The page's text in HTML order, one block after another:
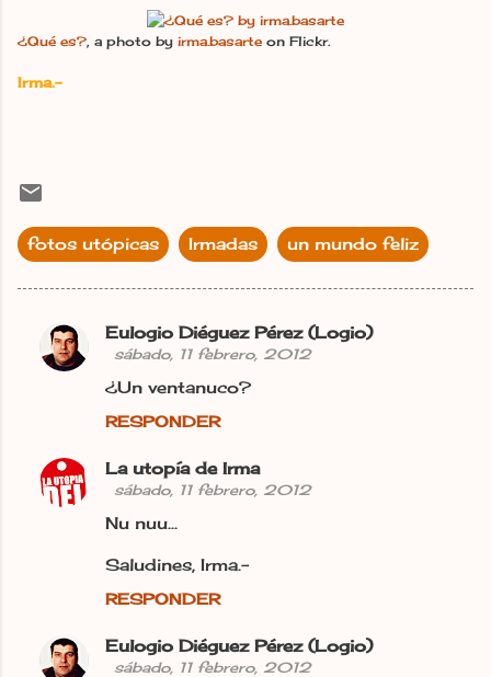
¿Qué es? , a photo by irma.basarte on Flickr.
Irma.-
fotos utópicas Irmadas un mundo feliz
C
o
n
t
s
Eulogio Diéguez Pérez (Logio)
sábado, 11 febrero, 2012
¿Un ventanuco?
RESPONDER
La utopía de Irma
sábado, 11 febrero, 2012
Nu nuu...
Saludines, Irma.-
RESPONDER
Eulogio Diéguez Pérez (Logio)
sábado, 11 febrero, 2012